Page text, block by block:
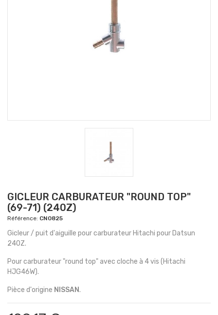
GICLEUR CARBURATEUR "ROUND TOP"
(69-71) (240Z)
Référence: CN0825
Gicleur / puit d'aiguille pour carburateur Hitachi pour Datsun
240Z.
Pour carburateur "round top" avec cloche à 4 vis (Hitachi
HJG46W).
Pièce d'origine NISSAN.